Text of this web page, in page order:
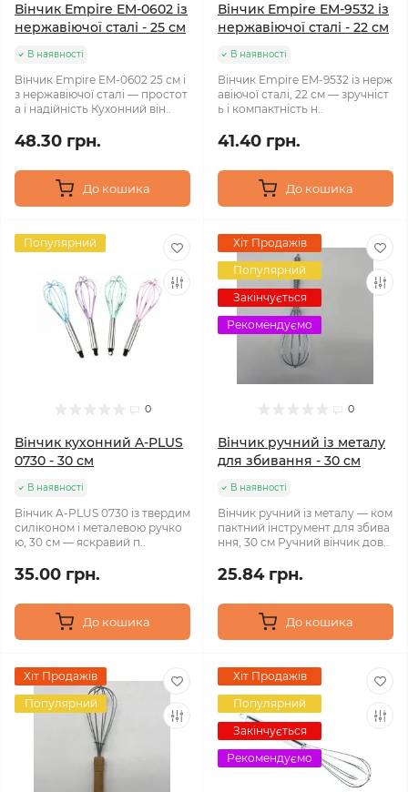
Вінчик Empire EM‑0602 із
нержавіючої сталі - 25 см
В наявності
Вінчик Empire EM‑0602 25 см і
з нержавіючої сталі — простот
а і надійність Кухонний він..
48.30 грн.
До кошика
Вінчик Empire EM‑9532 із
нержавіючої сталі - 22 см
В наявності
Вінчик Empire EM‑9532 із нерж
авіючої сталі, 22 см — зручніст
ь і компактність н..
41.40 грн.
До кошика
Популярний
0
Вінчик кухонний A‑PLUS
0730 - 30 см
В наявності
Вінчик A‑PLUS 0730 із твердим
силіконом і металевою ручко
ю, 30 см — яскравий п..
35.00 грн.
До кошика
Хіт Продажів
Популярний
Закінчується
Рекомендуємо
0
Вінчик ручний із металу
для збивання - 30 см
В наявності
Вінчик ручний із металу — ком
пактний інструмент для збива
ння, 30 см Ручний вінчик дов..
25.84 грн.
До кошика
Хіт Продажів
Популярний
Хіт Продажів
Популярний
Закінчується
Рекомендуємо